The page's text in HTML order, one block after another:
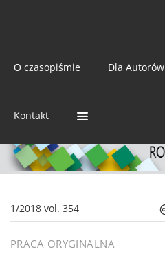
O czasopiśmie Dla Autorów
Kontakt
1/2018 vol. 354
PRACA ORYGINALNA